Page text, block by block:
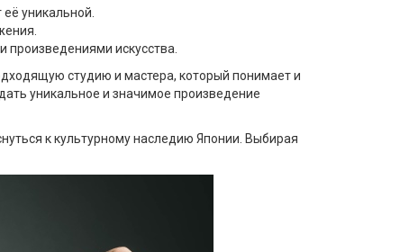
уникальной.
произведениями искусства.
студию и мастера, который понимает и
уникальное и значимое произведение
к культурному наследию Японии. Выбирая